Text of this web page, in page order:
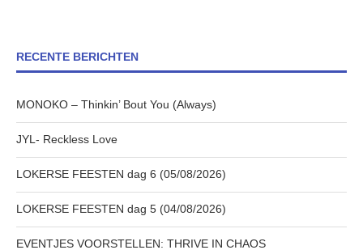
RECENTE BERICHTEN
MONOKO – Thinkin’ Bout You (Always)
JYL- Reckless Love
LOKERSE FEESTEN dag 6 (05/08/2026)
LOKERSE FEESTEN dag 5 (04/08/2026)
EVENTJES VOORSTELLEN: THRIVE IN CHAOS